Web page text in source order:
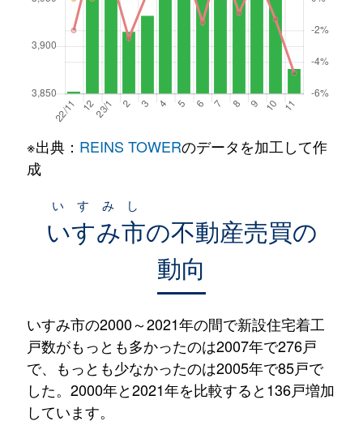
※出典： REINS TOWERのデータを加工して作
成
いすみ市
いすみし
の不動産売買の
動向
いすみ市の2000～2021年の間で新設住宅着工
戸数がもっとも多かったのは2007年で276戸
で、もっとも少なかったのは2005年で85戸で
した。2000年と2021年を比較すると136戸増加
しています。